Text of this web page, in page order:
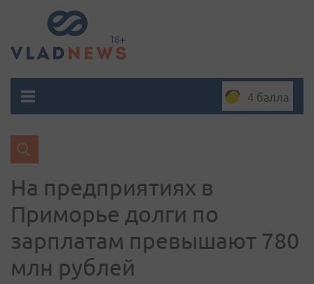
4 балла
На предприятиях в
Приморье долги по
зарплатам превышают 780
млн рублей